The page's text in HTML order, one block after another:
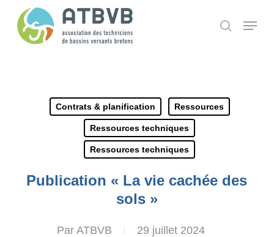
search
Menu
Contrats & planification Ressources
Ressources techniques
Ressources techniques
Publication « La vie cachée des
sols »
Par ATBVB 29 juillet 2024
Panneau de gestion des cookies